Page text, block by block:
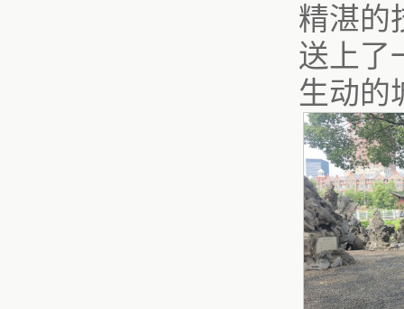
精湛的
送上了
生动的